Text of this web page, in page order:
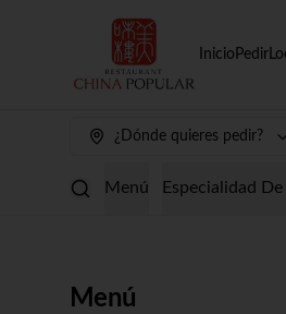
Inicio Pedir
¿Dónde quieres pedir?
Menú Especialidad De
Menú